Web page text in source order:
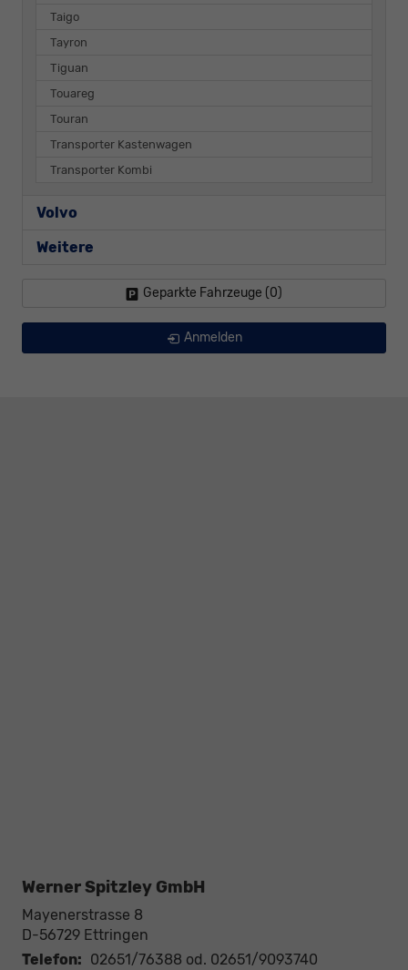
Taigo
Tayron
Tiguan
Touareg
Touran
Transporter Kastenwagen
Transporter Kombi
Volvo
Weitere
Geparkte Fahrzeuge (0)
Anmelden
Werner Spitzley GmbH
Mayenerstrasse 8
D-56729 Ettringen
Telefon: 02651/76388 od. 02651/9093740